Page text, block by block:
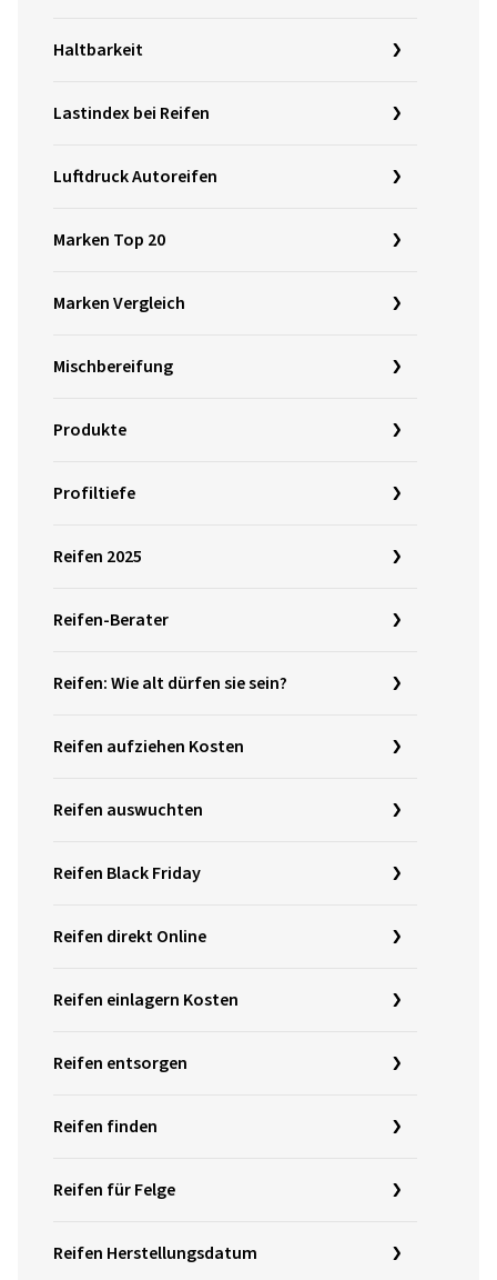
Haltbarkeit
Lastindex bei Reifen
Luftdruck Autoreifen
Marken Top 20
Marken Vergleich
Mischbereifung
Produkte
Profiltiefe
Reifen 2025
Reifen-Berater
Reifen: Wie alt dürfen sie sein?
Reifen aufziehen Kosten
Reifen auswuchten
Reifen Black Friday
Reifen direkt Online
Reifen einlagern Kosten
Reifen entsorgen
Reifen finden
Reifen für Felge
Reifen Herstellungsdatum